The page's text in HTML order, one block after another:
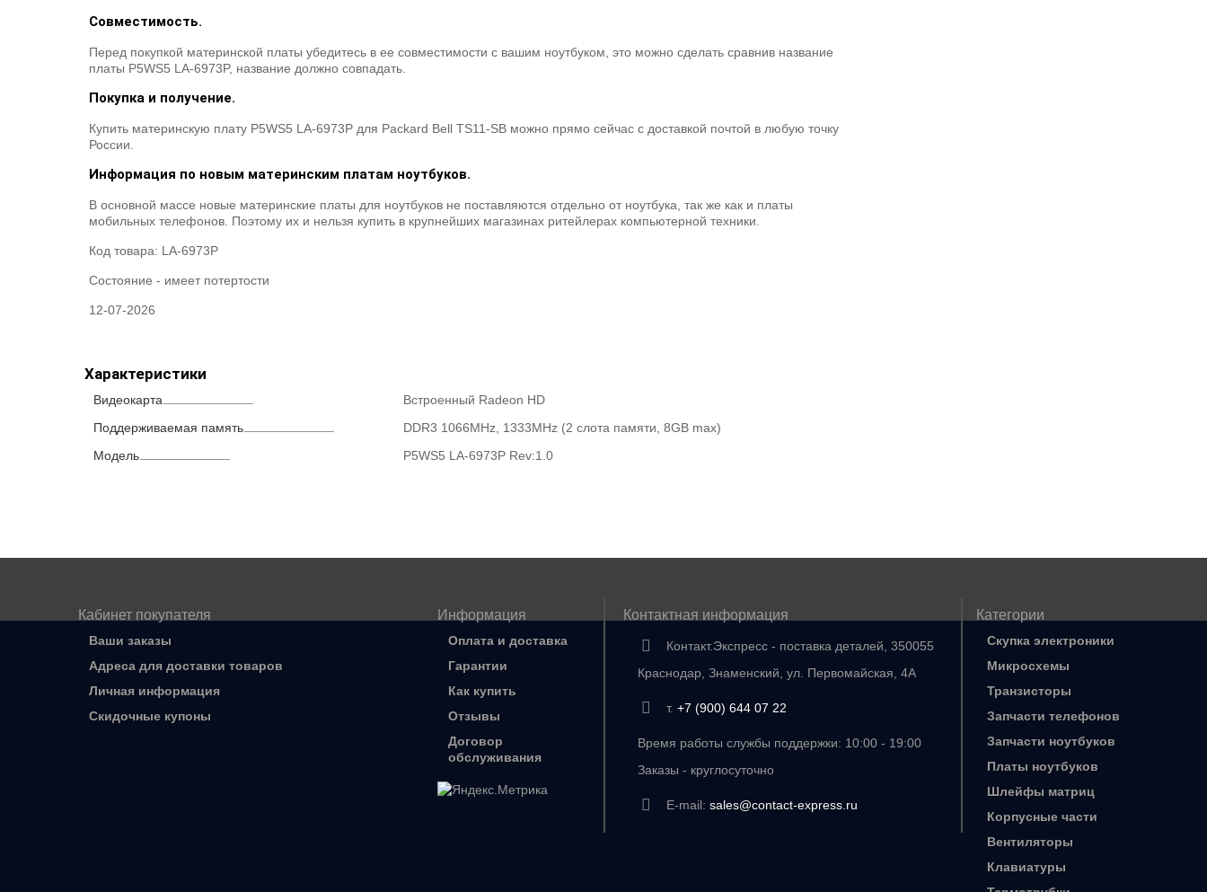
Совместимость.
Перед покупкой материнской платы убедитесь в ее совместимости с вашим ноутбуком, это можно сделать сравнив название
платы P5WS5 LA-6973P, название должно совпадать.
Покупка и получение.
Купить материнскую плату P5WS5 LA-6973P для Packard Bell TS11-SB можно прямо сейчас с доставкой почтой в любую точку
России.
Информация по новым материнским платам ноутбуков.
В основной массе новые материнские платы для ноутбуков не поставляются отдельно от ноутбука, так же как и платы
мобильных телефонов. Поэтому их и нельзя купить в крупнейших магазинах ритейлерах компьютерной техники.
Код товара: LA-6973P
Состояние - имеет потертости
12-07-2026
Характеристики
Видеокарта
Встроенный Radeon HD
Поддерживаемая память
DDR3 1066MHz, 1333MHz (2 слота памяти, 8GB max)
Модель
P5WS5 LA-6973P Rev:1.0
Кабинет покупателя
Ваши заказы
Адреса для доставки товаров
Личная информация
Скидочные купоны
Информация
Оплата и доставка
Гарантии
Как купить
Отзывы
Договор
обслуживания
Контактная информация
Контакт.Экспресс - поставка деталей, 350055
Краснодар, Знаменский, ул. Первомайская, 4А
т. +7 (900) 644 07 22
Время работы службы поддержки: 10:00 - 19:00
Заказы - круглосуточно
E-mail: sales@contact-express.ru
Категории
Скупка электроники
Микросхемы
Транзисторы
Запчасти телефонов
Запчасти ноутбуков
Платы ноутбуков
Шлейфы матриц
Корпусные части
Вентиляторы
Клавиатуры